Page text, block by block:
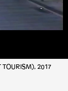
TOURISM), 2017